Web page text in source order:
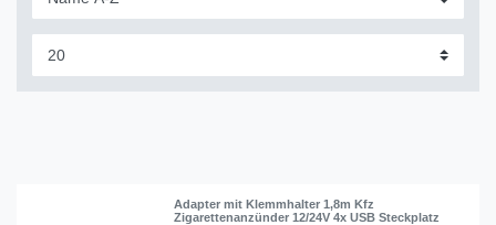
Adapter mit Klemmhalter 1,8m Kfz
Zigarettenanzünder 12/24V 4x USB Steckplatz